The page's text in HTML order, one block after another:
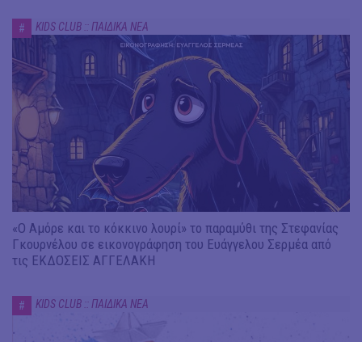
# KIDS CLUB :: ΠΑΙΔΙΚΑ ΝΕΑ
«Ο Αμόρε και το κόκκινο λουρί» το παραμύθι της Στεφανίας
Γκουρνέλου σε εικονογράφηση του Ευάγγελου Σερμέα από
τις ΕΚΔΟΣΕΙΣ ΑΓΓΕΛΑΚΗ
# KIDS CLUB :: ΠΑΙΔΙΚΑ ΝΕΑ